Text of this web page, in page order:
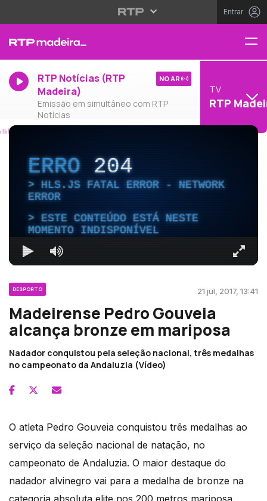
Entrar
RTP Notícias (RTP
Madeira)
Emissão em simultâneo com RTP
Notícias
NO AR
TV
RTP
ERRO204
HLS.JS FATAL ERROR - NETWORK
ERROR
ESTE CONTEÚDO ESTÁ NESTE
MOMENTO INDISPONÍVEL
DESPORTO 21 jul, 2017, 13:41
Madeirense Pedro Gouveia
alcança bronze em mariposa
Nadador conquistou pela seleção nacional, três medalhas
no campeonato da Andaluzia (Vídeo)
O atleta Pedro Gouveia conquistou três medalhas ao
serviço da seleção nacional de natação, no
campeonato de Andaluzia. O maior destaque do
nadador alvinegro vai para a medalha de bronze na
categoria absoluta elite nos 200 metros mariposa.